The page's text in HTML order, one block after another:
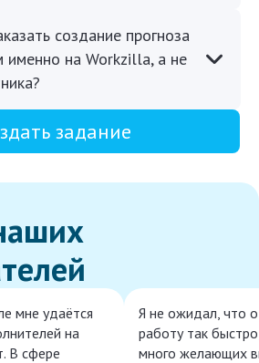
создание прогноза
именно на Workzilla, а не
задание
мне удаётся
на
В сфере
Я не ожидал, что
работу так
много желающих